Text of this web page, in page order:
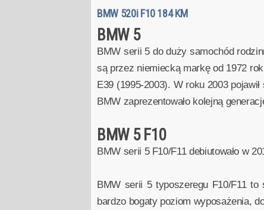
BMW 520i F10 184 KM
BMW 5
BMW serii 5 do duży samochód
są przez niemiecką markę od 1972
E39 (1995-2003). W roku 2003
BMW zaprezentowało kolejną
BMW 5 F10
BMW serii 5 F10/F11 debiutowało w
BMW serii 5 typoszeregu F10/F11
bardzo bogaty poziom wyposażenia,